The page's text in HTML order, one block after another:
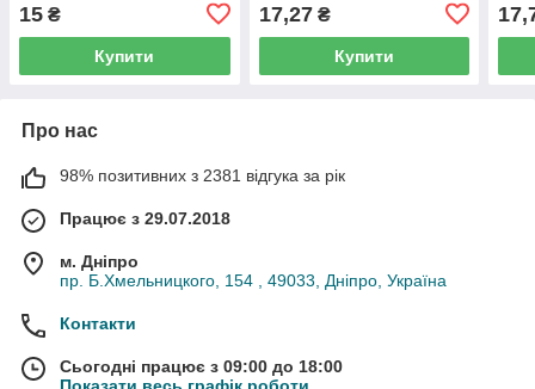
15 ₴
Купити
17,27₴
Купити
Про нас
98% позитивних з 2381 відгука за рік
Працює з 29.07.2018
м. Дніпро
пр. Б.Хмельницкого, 154 , 49033, Дніпро, Україна
Контакти
Сьогодні працює з 09:00 до 18:00